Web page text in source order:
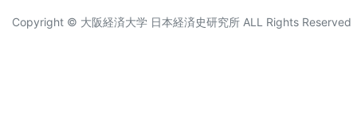
Copyright © 大阪経済大学 日本経済史研究所 ALL Rights Reserved